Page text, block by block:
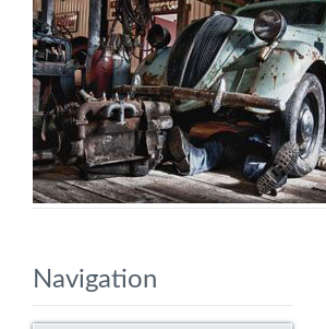
Navigation